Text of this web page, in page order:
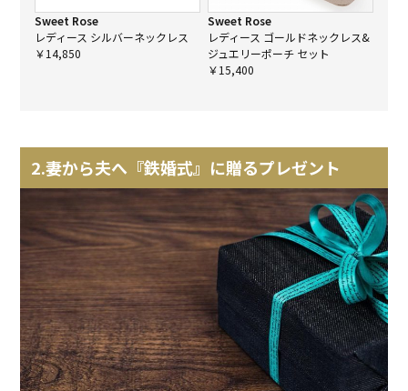
Sweet Rose
レディース シルバーネックレス
￥14,850
Sweet Rose
レディース ゴールドネックレス&
ジュエリーポーチ セット
￥15,400
2.妻から夫へ『鉄婚式』に贈るプレゼント